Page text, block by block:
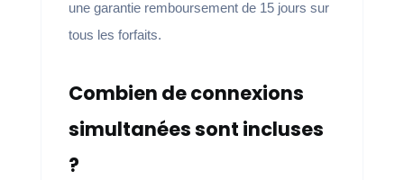
une garantie remboursement de 15 jours sur
tous les forfaits.
Combien de connexions
simultanées sont incluses
?